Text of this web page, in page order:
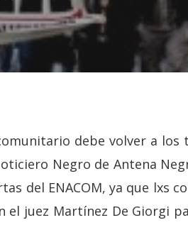
debe volver a los
Negro de Antena
del ENACOM, ya que lxs
el juez Martínez De Giorgi